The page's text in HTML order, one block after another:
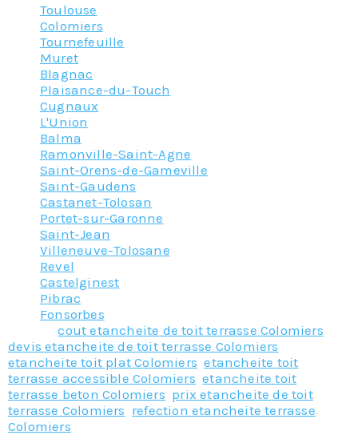
Toulouse
Colomiers
Tournefeuille
Muret
Blagnac
Plaisance-du-Touch
Cugnaux
L'Union
Balma
Ramonville-Saint-Agne
Saint-Orens-de-Gameville
Saint-Gaudens
Castanet-Tolosan
Portet-sur-Garonne
Saint-Jean
Villeneuve-Tolosane
Revel
Castelginest
Pibrac
Fonsorbes
Taggedcout etancheite de toit terrasse Colomiers
devis etancheite de toit terrasse Colomiers
etancheite toit plat Colomiers ,etancheite toit
terrasse accessible Colomiers ,etancheite toit
terrasse beton Colomiers prix etancheite de toit
terrasse Colomiers refection etancheite terrasse
Colomiers